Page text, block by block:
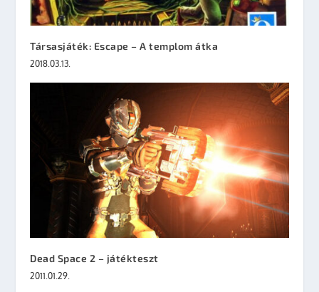
Társasjáték: Escape – A templom átka
2018.03.13.
Dead Space 2 – játékteszt
2011.01.29.